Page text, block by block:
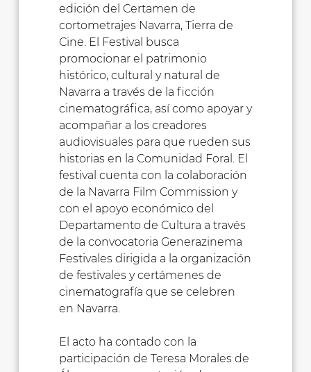
edición del Certamen de
cortometrajes Navarra, Tierra de
Cine. El Festival busca
promocionar el patrimonio
histórico, cultural y natural de
Navarra a través de la ficción
cinematográfica, así como apoyar y
acompañar a los creadores
audiovisuales para que rueden sus
historias en la Comunidad Foral. El
festival cuenta con la colaboración
de la Navarra Film Commission y
con el apoyo económico del
Departamento de Cultura a través
de la convocatoria Generazinema
Festivales dirigida a la organización
de festivales y certámenes de
cinematografía que se celebren
en Navarra.
El acto ha contado con la
participación de Teresa Morales de